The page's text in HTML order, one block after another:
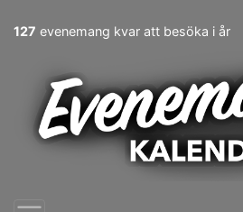
127 evenemang kvar att besöka i år